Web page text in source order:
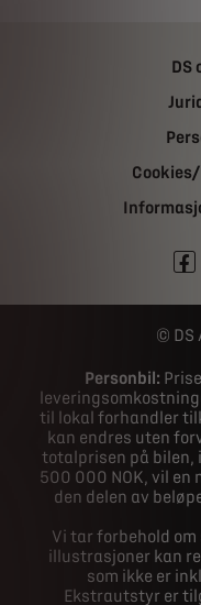
DS
Personbil:
til lokal forhandler
kan endres uten
totalprisen på
500 000 NOK, vil en
den delen av
Vi tar forbehold
illustrasjoner kan
som ikke er
Ekstrautstyr er